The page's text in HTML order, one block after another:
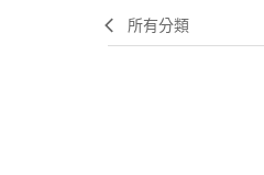
所有分類